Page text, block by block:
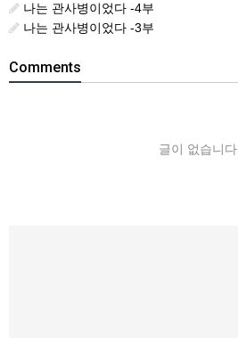
나는 관사병이었다 -4부
나는 관사병이었다 -3부
Comments
글이 없습니다.